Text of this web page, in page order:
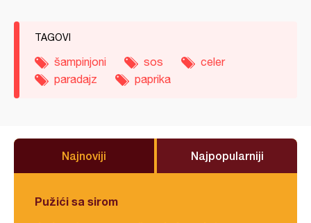
TAGOVI
šampinjoni sos
celer
paradajz
paprika
Najnoviji Najpopularniji
Pužići sa sirom